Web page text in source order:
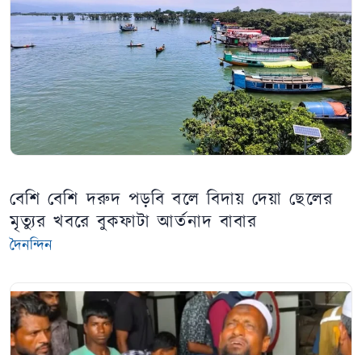
বেশি বেশি দরুদ পড়বি বলে বিদায় দেয়া ছেলের
মৃত্যুর খবরে বুকফাটা আর্তনাদ বাবার
দৈনন্দিন